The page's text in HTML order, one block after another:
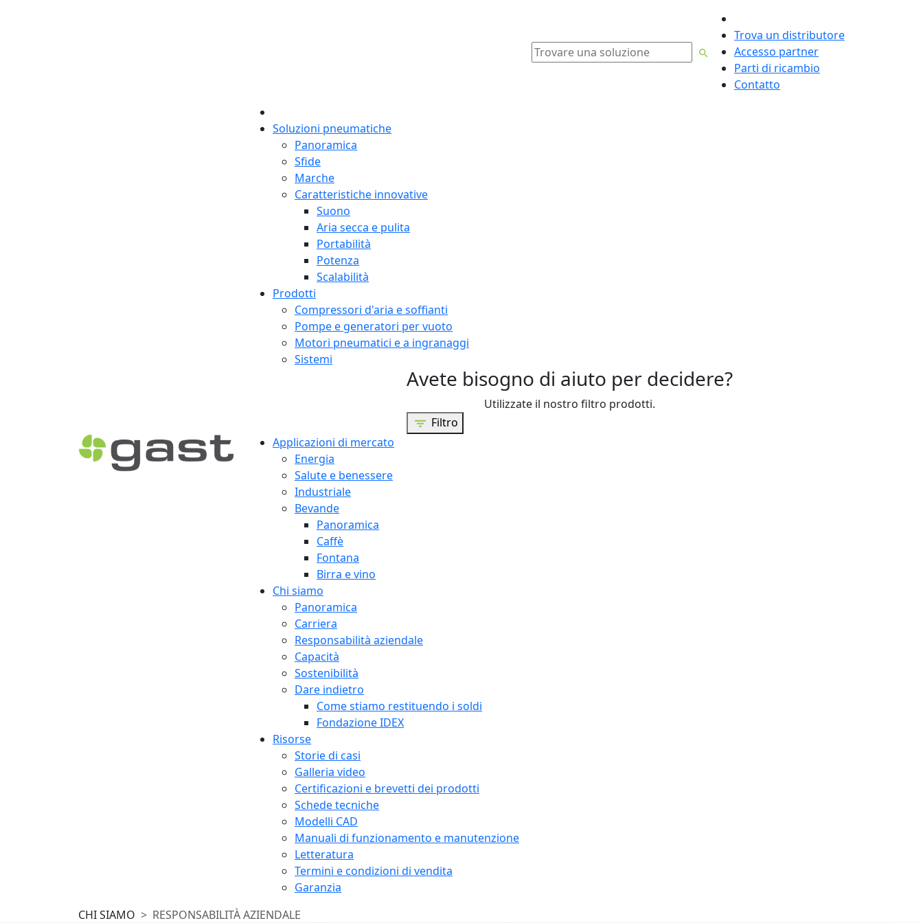
Trova un distributore
Accesso partner
Parti di ricambio
Contatto
Soluzioni pneumatiche
Panoramica
Sfide
Marche
Caratteristiche innovative
Suono
Aria secca e pulita
Portabilità
Potenza
Scalabilità
Prodotti
Compressori d'aria e soffianti
Pompe e generatori per vuoto
Motori pneumatici e a ingranaggi
Sistemi
Avete bisogno di aiuto per decidere?
Utilizzate il nostro filtro prodotti.
Filtro
Applicazioni di mercato
Energia
Salute e benessere
Industriale
Bevande
Panoramica
Caffè
Fontana
Birra e vino
Chi siamo
Panoramica
Carriera
Responsabilità aziendale
Capacità
Sostenibilità
Dare indietro
Come stiamo restituendo i soldi
Fondazione IDEX
Risorse
Storie di casi
Galleria video
Certificazioni e brevetti dei prodotti
Schede tecniche
Modelli CAD
Manuali di funzionamento e manutenzione
Letteratura
Termini e condizioni di vendita
Garanzia
CHI SIAMO
RESPONSABILITÀ AZIENDALE